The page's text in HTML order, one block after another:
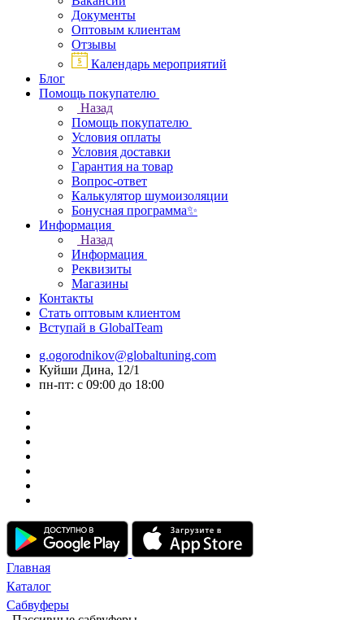
Документы
Оптовым клиентам
Отзывы
Календарь мероприятий
Блог
Помощь покупателю
Назад
Помощь покупателю
Условия оплаты
Условия доставки
Гарантия на товар
Вопрос-ответ
Калькулятор шумоизоляции
Бонусная программа✨
Информация
Назад
Информация
Реквизиты
Магазины
Контакты
Стать оптовым клиентом
Вступай в GlobalTeam
g.ogorodnikov@globaltuning.com
Куйши Дина, 12/1
пн-пт: с 09:00 до 18:00
Главная
Каталог
Сабвуферы